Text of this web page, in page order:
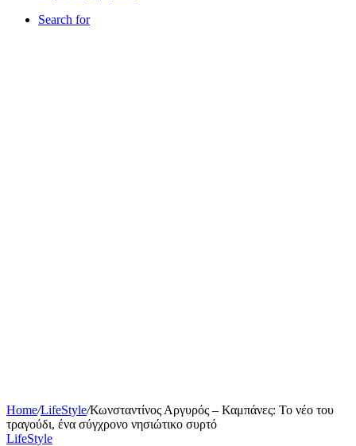
Search for
Home/LifeStyle/Κωνσταντίνος Αργυρός – Καμπάνες: Το νέο του
τραγούδι, ένα σύγχρονο νησιώτικο συρτό
LifeStyle